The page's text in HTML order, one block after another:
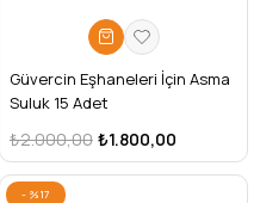
Güvercin Eşhaneleri İçin Asma
Suluk 15 Adet
₺1.800,00
₺2.000,00
%17